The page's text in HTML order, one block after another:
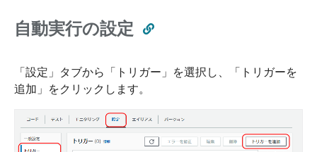
自動実行の設定
「設定」タブから「トリガー」を選択し、「トリガーを
追加」をクリックします。